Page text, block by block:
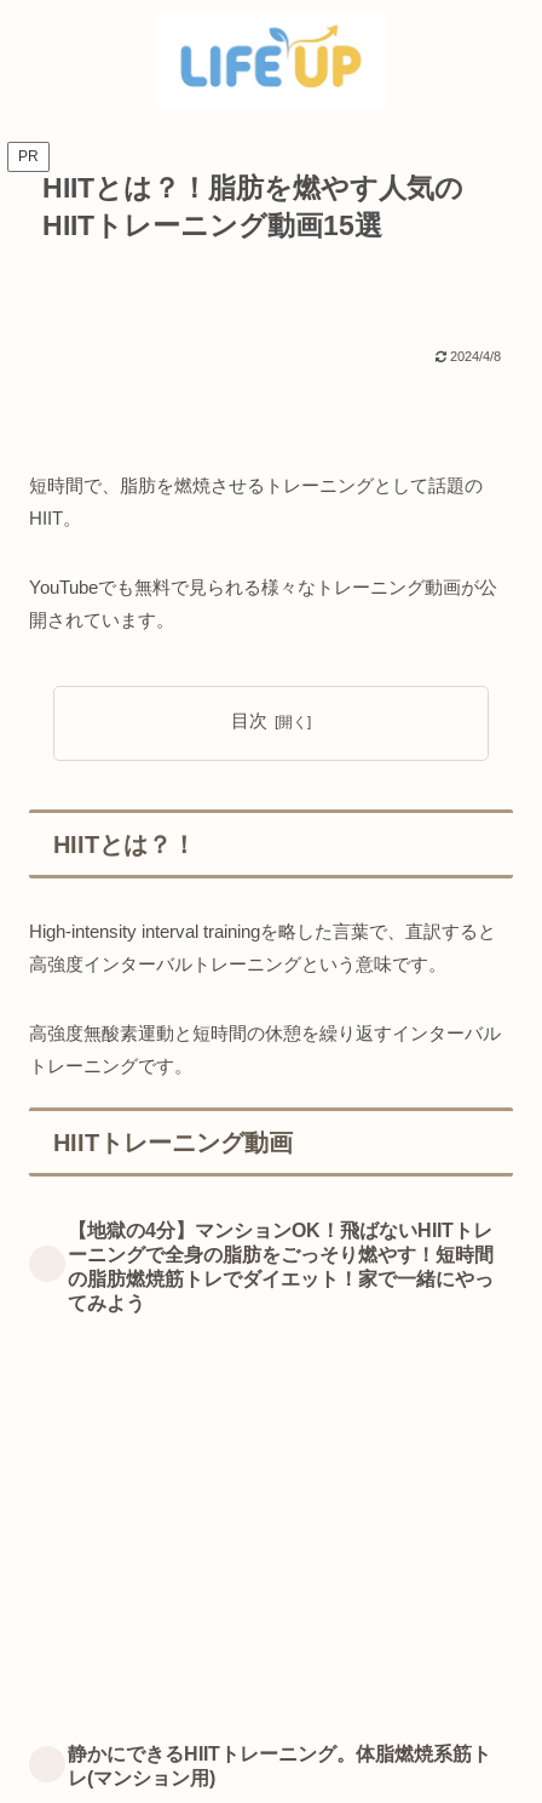
PR
HIITとは？！脂肪を燃やす人気の
HIITトレーニング動画15選
2024/4/8
短時間で、脂肪を燃焼させるトレーニングとして話題の
HIIT。
YouTubeでも無料で見られる様々なトレーニング動画が公
開されています。
目次
HIITとは？！
High-intensity interval trainingを略した言葉で、直訳すると
高強度インターバルトレーニングという意味です。
高強度無酸素運動と短時間の休憩を繰り返すインターバル
トレーニングです。
HIITトレーニング動画
【地獄の4分】マンションOK！飛ばないHIITトレ
ーニングで全身の脂肪をごっそり燃やす！短時間
の脂肪燃焼筋トレでダイエット！家で一緒にやっ
てみよう
静かにできるHIITトレーニング。体脂燃焼系筋ト
レ(マンション用)